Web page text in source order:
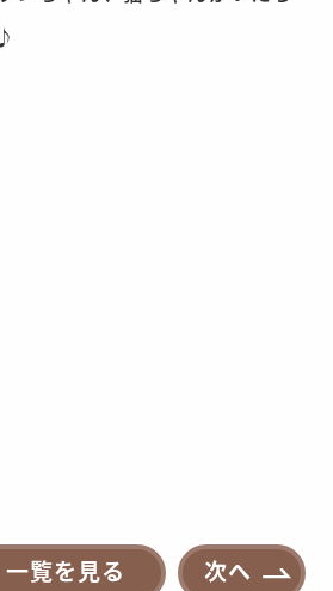
一覧を見る 次へ